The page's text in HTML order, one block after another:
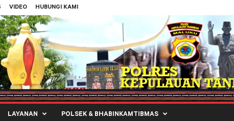
VIDEO HUBUNGI KAMI
LAYANAN POLSEK & BHABINKAMTIBMAS